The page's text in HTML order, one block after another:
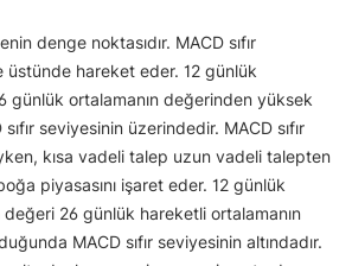
denge noktasıdır. MACD sıfır
üstünde hareket eder. 12 günlük
günlük ortalamanın değerinden yüksek
seviyesinin üzerindedir. MACD sıfır
kısa vadeli talep uzun vadeli talepten
piyasasını işaret eder. 12 günlük
değeri 26 günlük hareketli ortalamanın
MACD sıfır seviyesinin altındadır.